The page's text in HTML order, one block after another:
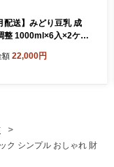
配送】みどり豆乳 成
整 1000ml×6入×2ケー
飲料 豆乳 成分無調整
額 22,000円
ク シンプル おしゃれ 財